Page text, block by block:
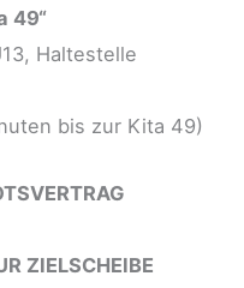
49“
Haltestelle
bis zur Kita 49)
ZIELSCHEIBE